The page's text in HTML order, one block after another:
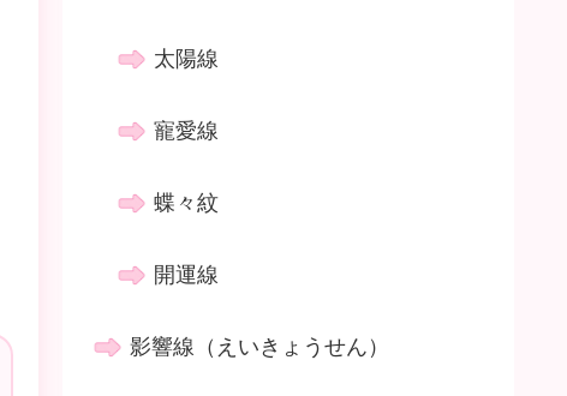
太陽線
寵愛線
蝶々紋
開運線
影響線（えいきょうせん）